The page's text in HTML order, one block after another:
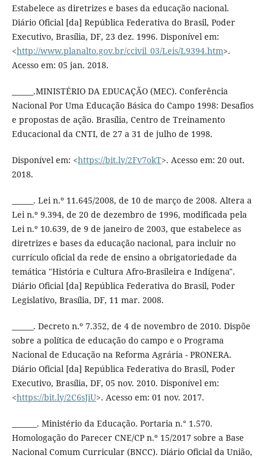
Estabelece as diretrizes e bases da educação nacional.
Diário Oficial [da] República Federativa do Brasil, Poder
Executivo, Brasília, DF, 23 dez. 1996. Disponível em:
<http://www.planalto.gov.br/ccivil_03/Leis/L9394.htm>.
Acesso em: 05 jan. 2018.
______.MINISTÉRIO DA EDUCAÇÃO (MEC). Conferência
Nacional Por Uma Educação Básica do Campo 1998: Desafios
e propostas de ação. Brasília, Centro de Treinamento
Educacional da CNTI, de 27 a 31 de julho de 1998.
Disponível em: <https://bit.ly/2Fv7okT>. Acesso em: 20 out.
2018.
______. Lei n.º 11.645/2008, de 10 de março de 2008. Altera a
Lei n.º 9.394, de 20 de dezembro de 1996, modificada pela
Lei n.º 10.639, de 9 de janeiro de 2003, que estabelece as
diretrizes e bases da educação nacional, para incluir no
currículo oficial da rede de ensino a obrigatoriedade da
temática "História e Cultura Afro-Brasileira e Indígena".
Diário Oficial [da] República Federativa do Brasil, Poder
Legislativo, Brasília, DF, 11 mar. 2008.
______. Decreto n.º 7.352, de 4 de novembro de 2010. Dispõe
sobre a política de educação do campo e o Programa
Nacional de Educação na Reforma Agrária - PRONERA.
Diário Oficial [da] República Federativa do Brasil, Poder
Executivo, Brasília, DF, 05 nov. 2010. Disponível em:
<https://bit.ly/2C6sJiU>. Acesso em: 01 nov. 2017.
_______. Ministério da Educação. Portaria n.° 1.570.
Homologação do Parecer CNE/CP n.º 15/2017 sobre a Base
Nacional Comum Curricular (BNCC). Diário Oficial da União,